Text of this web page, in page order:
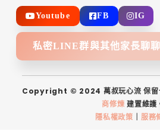
Youtube FB IG
私密LINE群與其他家長聊
Copyright © 2024 萬叔玩心流 保留
商修煉 建置維護
隱私權政策
服務